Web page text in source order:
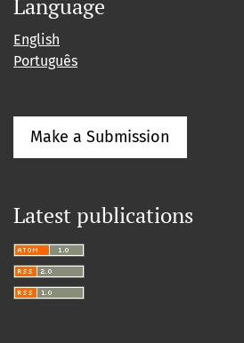
Language
English
Português
Make a Submission
Latest publications